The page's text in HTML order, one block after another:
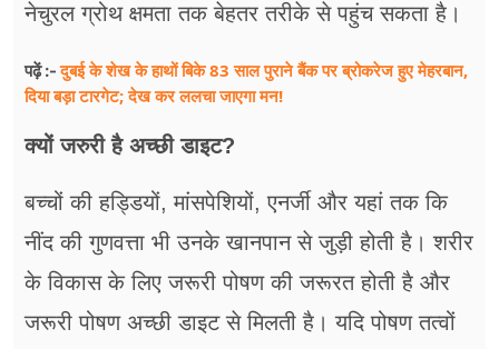
नेचुरल ग्रोथ क्षमता तक बेहतर तरीके से पहुंच सकता है।
पढ़ें :-दुबई के शेख के हाथों बिके 83 साल पुराने बैंक पर ब्रोकरेज हुए मेहरबान,
दिया बड़ा टारगेट; देख कर ललचा जाएगा मन!
क्यों जरुरी है अच्छी डाइट?
बच्चों की हड्डियों, मांसपेशियों, एनर्जी और यहां तक कि
नींद की गुणवत्ता भी उनके खानपान से जुड़ी होती है। शरीर
के विकास के लिए जरूरी पोषण की जरूरत होती है और
जरूरी पोषण अच्छी डाइट से मिलती है। यदि पोषण तत्वों